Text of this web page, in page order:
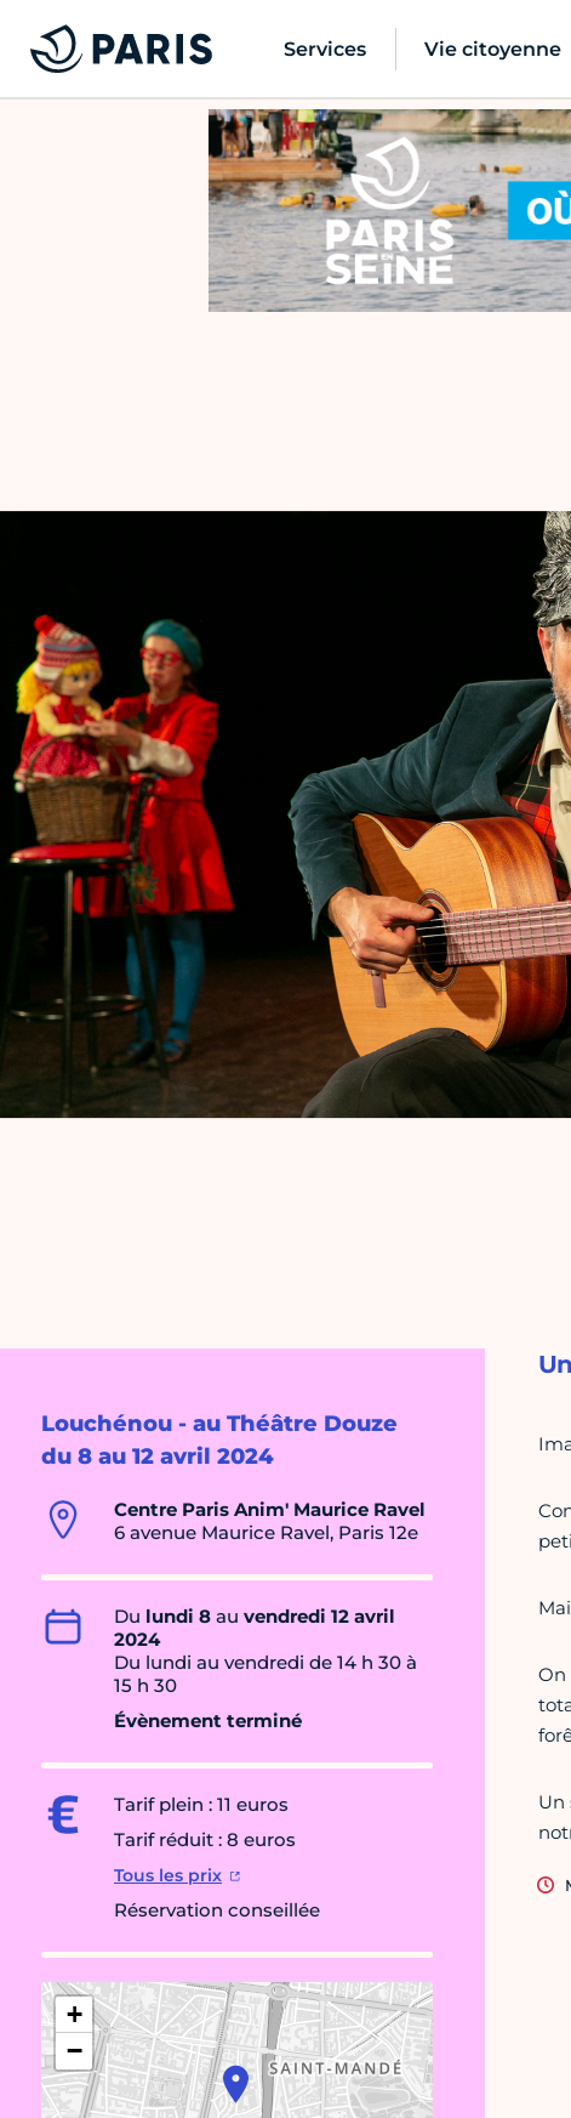
Services Vie citoyenne
Louchénou - au Théâtre Douze
du 8 au 12 avril 2024
Centre Paris Anim' Maurice Ravel
6 avenue Maurice Ravel, Paris 12e
Du lundi 8 au vendredi 12 avril
2024
Du lundi au vendredi de 14 h 30 à
15 h 30
Évènement terminé
Tarif plein : 11 euros
Tarif réduit : 8 euros
Tous les prix
Réservation conseillée
+
−
On
Un